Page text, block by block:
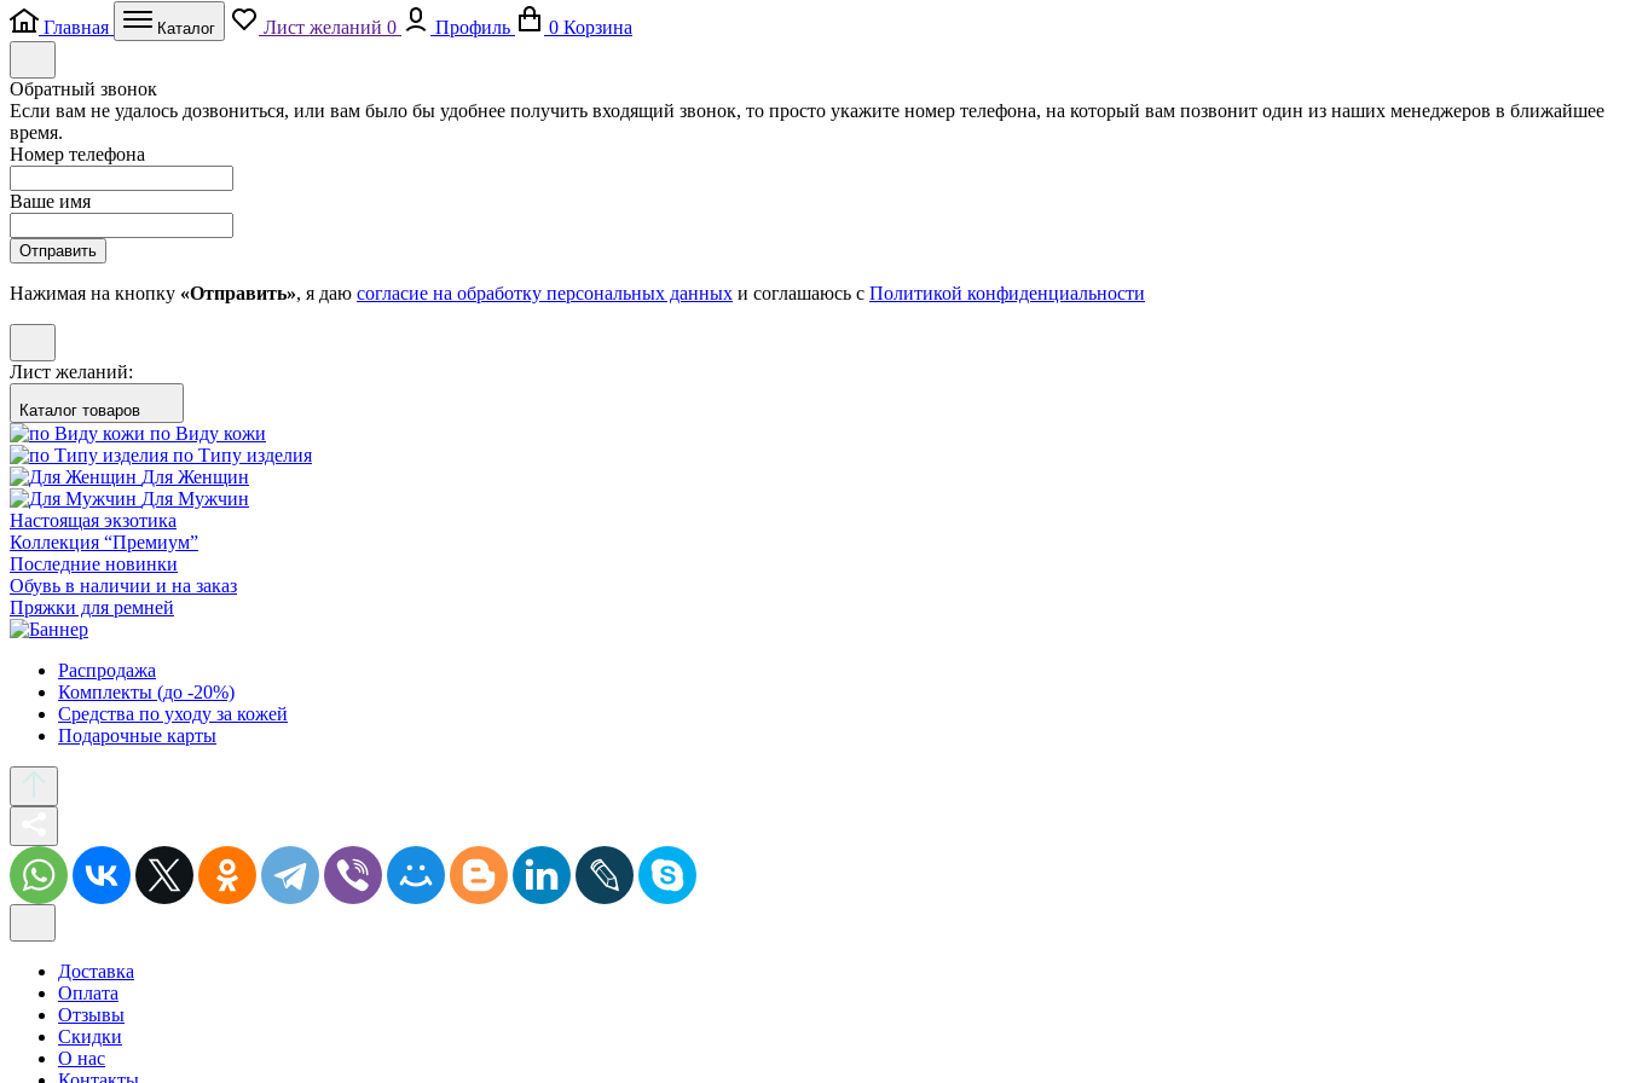
Главная
Каталог Лист желаний 0 Профиль 0 Корзина
Обратный звонок
Если вам не удалось дозвониться, или вам было бы удобнее получить входящий звонок, то просто укажите номер телефона, на который вам позвонит один из наших менеджеров в ближайшее
время.
Номер телефона
Ваше имя
Отправить
Нажимая на кнопку «Отправить», я даю согласие на обработку персональных данных и соглашаюсь с Политикой конфиденциальности
Лист желаний:
Каталог товаров
по Виду кожи
по Типу изделия
Для Женщин
Для Мужчин
Настоящая экзотика
Коллекция “Премиум”
Последние новинки
Обувь в наличии и на заказ
Пряжки для ремней
Распродажа
Комплекты (до -20%)
Средства по уходу за кожей
Подарочные карты
Доставка
Оплата
Отзывы
Скидки
О нас